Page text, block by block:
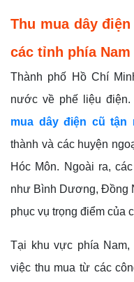
Thu mua dây
các tỉnh phía Nam
Thành phố Hồ Chí
nước về phế liệu điện.
mua dây điện cũ tận
thành và các huyện
Hóc Môn. Ngoài ra,
như Bình Dương, Đồng
phục vụ trọng điểm của
Tại khu vực phía
việc thu mua từ các